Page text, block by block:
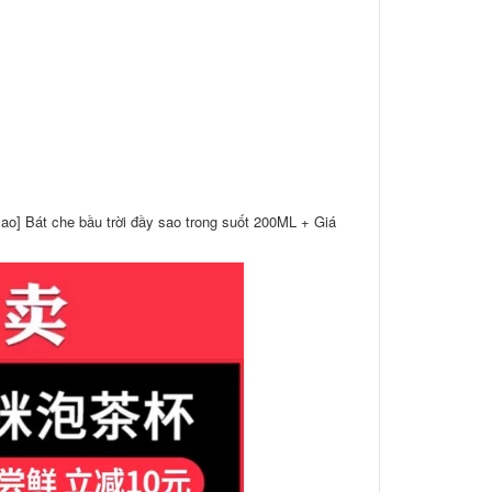
Bát che bầu trời đầy sao trong suốt 200ML + Giá